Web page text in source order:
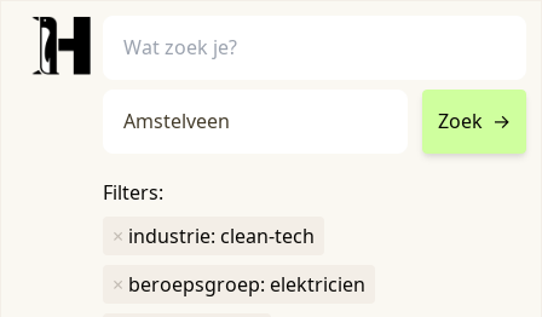
Zoek →
Filters:
× industrie: clean-tech
× beroepsgroep: elektricien
Humboldt heeft1groene vacature